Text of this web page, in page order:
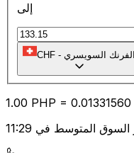
إلى
CHF - الفرنك السويسري
1.00 PHP = 0.01331560